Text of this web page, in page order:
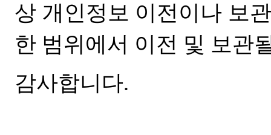
상 개인정보 이전이나 보
한 범위에서 이전 및 보관
감사합니다.